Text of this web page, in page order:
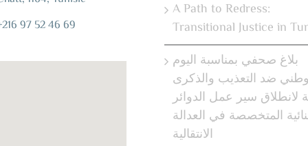
97 52 46 69
A Path to Redress:
Transitional Justice in
بلاغ صحفي بمناسبة اليوم
ضد التعذيب والذكرى
لانطلاق سير عمل الدوائر
المتخصصة في العدالة
الانتقالية